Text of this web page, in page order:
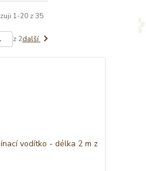
1-20 z 35
z 2další